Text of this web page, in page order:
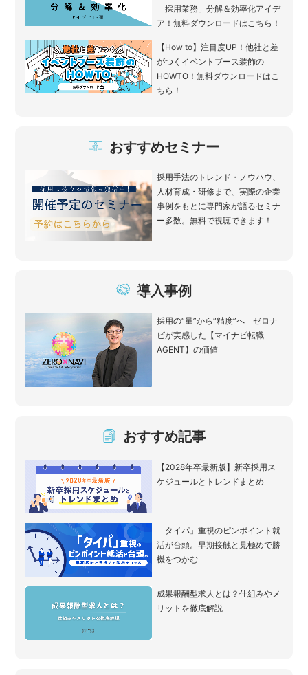
「採用業務」分解＆効率化アイデ
ア！無料ダウンロードはこちら！
【How to】注目度UP！他社と差
がつくイベントブース装飾の
HOWTO！無料ダウンロードはこ
ちら！
おすすめセミナー
採用手法のトレンド・ノウハウ、
人材育成・研修まで、実際の企業
事例をもとに専門家が語るセミナ
ー多数。無料で視聴できます！
導入事例
採用の“量”から“精度”へ ゼロナ
ビが実感した【マイナビ転職
AGENT】の価値
おすすめ記事
【2028年卒最新版】新卒採用ス
ケジュールとトレンドまとめ
「タイパ」重視のピンポイント就
活が台頭。早期接触と見極めで勝
機をつかむ
成果報酬型求人とは？仕組みやメ
リットを徹底解説